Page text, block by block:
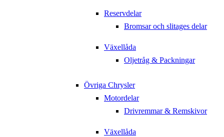
Reservdelar
Bromsar och slitages delar
Växellåda
Oljetråg & Packningar
Övriga Chrysler
Motordelar
Drivremmar & Remskivor
Växellåda